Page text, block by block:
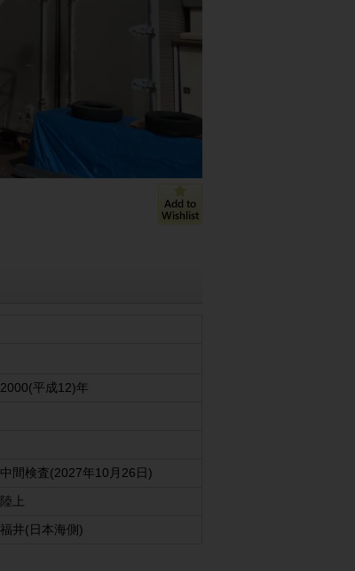
2000(平成12)年
中間検査(2027年10月26日)
陸上
福井(日本海側)